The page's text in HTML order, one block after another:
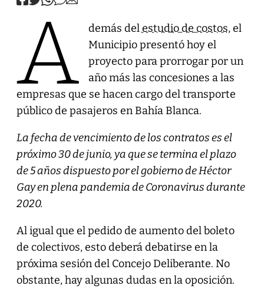
A demás delestudio de costos, el
Municipio presentó hoy el
proyecto para prorrogar por un
año más las concesiones a las
empresas que se hacen cargo del transporte
público de pasajeros en Bahía Blanca.
La fecha de vencimiento de los contratos es el
próximo 30 de junio, ya que se termina el plazo
de 5 años dispuesto por el gobierno de Héctor
Gay en plena pandemia de Coronavirus durante
2020.
Al igual que el pedido de aumento del boleto
de colectivos, esto deberá debatirse en la
próxima sesión del Concejo Deliberante. No
obstante, hay algunas dudas en la oposición.